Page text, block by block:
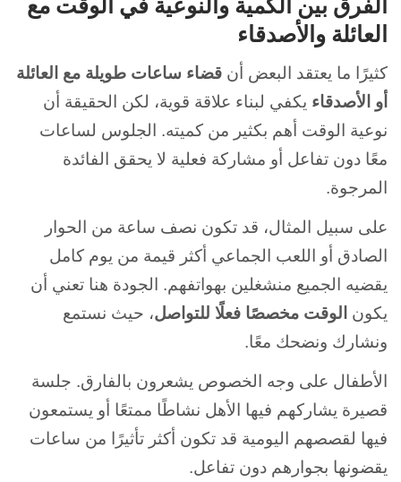
الفرق بين الكمية والنوعية في الوقت مع
العائلة والأصدقاء
كثيرًا ما يعتقد البعض أن قضاء ساعات طويلة مع العائلة
أو الأصدقاء يكفي لبناء علاقة قوية، لكن الحقيقة أن
نوعية الوقت أهم بكثير من كميته. الجلوس لساعات
معًا دون تفاعل أو مشاركة فعلية لا يحقق الفائدة
المرجوة.
على سبيل المثال، قد تكون نصف ساعة من الحوار
الصادق أو اللعب الجماعي أكثر قيمة من يوم كامل
يقضيه الجميع منشغلين بهواتفهم. الجودة هنا تعني أن
يكون الوقت مخصصًا فعلًا للتواصل، حيث نستمع
ونشارك ونضحك معًا.
الأطفال على وجه الخصوص يشعرون بالفارق. جلسة
قصيرة يشاركهم فيها الأهل نشاطًا ممتعًا أو يستمعون
فيها لقصصهم اليومية قد تكون أكثر تأثيرًا من ساعات
يقضونها بجوارهم دون تفاعل.